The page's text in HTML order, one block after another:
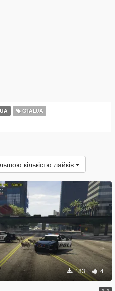
GTALUA
кількістю лайків
183 4